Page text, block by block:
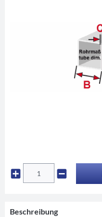
Beschreibung